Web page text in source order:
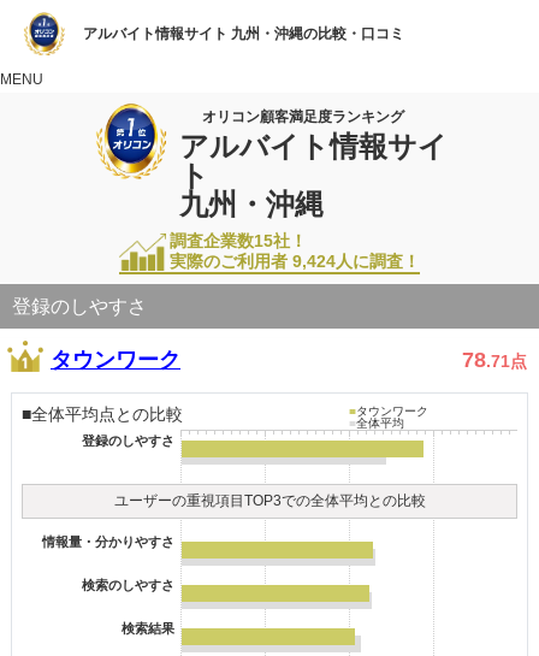
アルバイト情報サイト 九州・沖縄の比較・口コミ
MENU
オリコン顧客満足度ランキング
アルバイト情報サイ
ト
九州・沖縄
調査企業数15社！
実際のご利用者 9,424人に調査！
登録のしやすさ
タウンワーク 78.71点
■全体平均点との比較 ■タウンワーク
■全体平均
登録のしやすさ
ユーザーの重視項目TOP3での全体平均との比較
情報量・分かりやすさ
検索のしやすさ
検索結果